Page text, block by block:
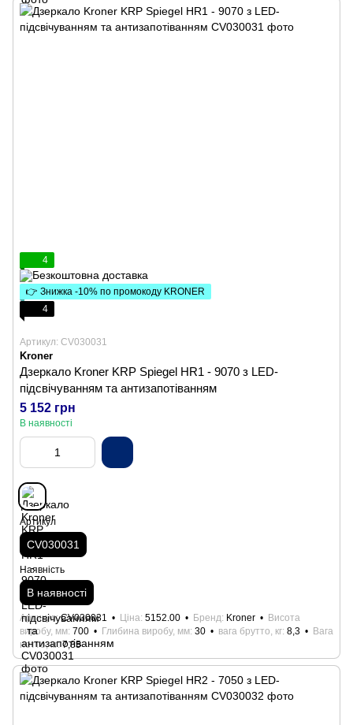
4
👉 Знижка -10% по промокоду KRONER
4
Артикул: CV030031
Kroner
Дзеркало Kroner KRP Spiegel HR1 - 9070 з LED-
підсвічуванням та антизапотіванням
5 152 грн
В наявності
Артикул
CV030031
Наявність
В наявності
Артикул CV030031 Ціна 5152.00 Бренд Kroner
Висота
виробу, мм 700 Глибина виробу, мм 30 вага брутто, кг 8,3
Вага
нетто, кг 7,85